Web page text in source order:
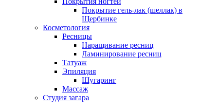
Окрашивание ресниц
Ламинирование бровей
Коррекция бровей
Окрашивание бровей
Микроблейдинг
Архитектура бровей
Уход за кожей лица на аппарате Affinity
Коррекция фигуры
Ногтевой сервис
Покрытие гель-лак (шеллак) в
Щербинке
Косметология
Ресницы
Наращивание ресниц
Ламинирование ресниц
Татуаж
Эпиляция
Шугаринг
Массаж
Студия загара